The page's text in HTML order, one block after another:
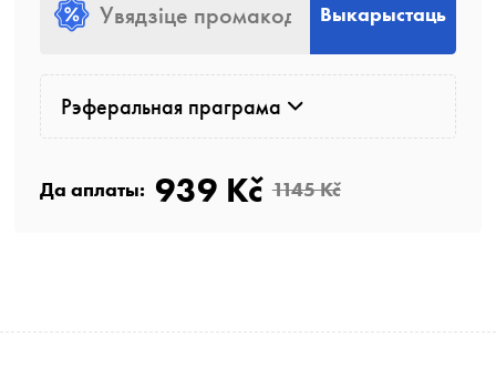
Выкарыстаць
Рэферальная праграма
Да аплаты: 939 Kč 1145 Kč